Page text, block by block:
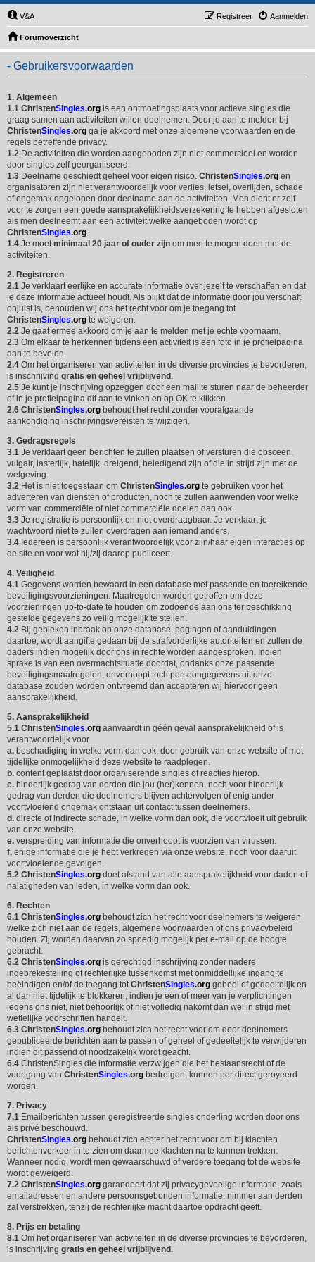
V&A Aanmelden
Registreer
Forumoverzicht
- Gebruikersvoorwaarden
1. Algemeen
1.1 ChristenSingles.org is een ontmoetingsplaats voor actieve singles die
graag samen aan activiteiten willen deelnemen. Door je aan te melden bij
ChristenSingles.org ga je akkoord met onze algemene voorwaarden en de
regels betreffende privacy.
1.2 De activiteiten die worden aangeboden zijn niet-commercieel en worden
door singles zelf georganiseerd.
1.3 Deelname geschiedt geheel voor eigen risico. ChristenSingles.org en
organisatoren zijn niet verantwoordelijk voor verlies, letsel, overlijden, schade
of ongemak opgelopen door deelname aan de activiteiten. Men dient er zelf
voor te zorgen een goede aansprakelijkheidsverzekering te hebben afgesloten
als men deelneemt aan een activiteit welke aangeboden wordt op
ChristenSingles.org.
1.4 Je moetminimaal 20 jaar of ouder zijn om mee te mogen doen met de
activiteiten.
2. Registreren
2.1 Je verklaart eerlijke en accurate informatie over jezelf te verschaffen en dat
je deze informatie actueel houdt. Als blijkt dat de informatie door jou verschaft
onjuist is, behouden wij ons het recht voor om je toegang tot
ChristenSingles.org te weigeren.
2.2 Je gaat ermee akkoord om je aan te melden met je echte voornaam.
2.3 Om elkaar te herkennen tijdens een activiteit is een foto in je profielpagina
aan te bevelen.
2.4 Om het organiseren van activiteiten in de diverse provincies te bevorderen,
is inschrijving gratis en geheel vrijblijvend .
2.5 Je kunt je inschrijving opzeggen door een mail te sturen naar de beheerder
of in je profielpagina dit aan te vinken en op OK te klikken.
2.6 ChristenSingles.org behoudt het recht zonder voorafgaande
aankondiging inschrijvingsvereisten te wijzigen.
3. Gedragsregels
3.1 Je verklaart geen berichten te zullen plaatsen of versturen die obsceen,
vulgair, lasterlijk, hatelijk, dreigend, beledigend zijn of die in strijd zijn met de
wetgeving.
3.2 Het is niet toegestaan om ChristenSingles.org te gebruiken voor het
adverteren van diensten of producten, noch te zullen aanwenden voor welke
vorm van commerciële of niet commerciële doelen dan ook.
3.3 Je registratie is persoonlijk en niet overdraagbaar. Je verklaart je
wachtwoord niet te zullen overdragen aan iemand anders.
3.4 Iedereen is persoonlijk verantwoordelijk voor zijn/haar eigen interacties op
de site en voor wat hij/zij daarop publiceert.
4. Veiligheid
4.1 Gegevens worden bewaard in een database met passende en toereikende
beveiligingsvoorzieningen. Maatregelen worden getroffen om deze
voorzieningen up-to-date te houden om zodoende aan ons ter beschikking
gestelde gegevens zo veilig mogelijk te stellen.
4.2 Bij gebleken inbraak op onze database, pogingen of aanduidingen
daartoe, wordt aangifte gedaan bij de strafvorderlijke autoriteiten en zullen de
daders indien mogelijk door ons in rechte worden aangesproken. Indien
sprake is van een overmachtsituatie doordat, ondanks onze passende
beveiligingsmaatregelen, onverhoopt toch persoongegevens uit onze
database zouden worden ontvreemd dan accepteren wij hiervoor geen
aansprakelijkheid.
5. Aansprakelijkheid
5.1 ChristenSingles.org aanvaardt in géén geval aansprakelijkheid of is
verantwoordelijk voor
a. beschadiging in welke vorm dan ook, door gebruik van onze website of met
tijdelijke onmogelijkheid deze website te raadplegen.
b. content geplaatst door organiserende singles of reacties hierop.
c. hinderlijk gedrag van derden die jou (her)kennen, noch voor hinderlijk
gedrag van derden die deelnemers blijven achtervolgen of enig ander
voortvloeiend ongemak ontstaan uit contact tussen deelnemers.
d. directe of indirecte schade, in welke vorm dan ook, die voortvloeit uit gebruik
van onze website.
e. verspreiding van informatie die onverhoopt is voorzien van virussen.
f. enige informatie die je hebt verkregen via onze website, noch voor daaruit
voortvloeiende gevolgen.
5.2 ChristenSingles.org doet afstand van alle aansprakelijkheid voor daden of
nalatigheden van leden, in welke vorm dan ook.
6. Rechten
6.1 ChristenSingles.org behoudt zich het recht voor deelnemers te weigeren
welke zich niet aan de regels, algemene voorwaarden of ons privacybeleid
houden. Zij worden daarvan zo spoedig mogelijk per e-mail op de hoogte
gebracht.
6.2 ChristenSingles.org is gerechtigd inschrijving zonder nadere
ingebrekestelling of rechterlijke tussenkomst met onmiddellijke ingang te
beëindigen en/of de toegang totChristenSingles.org geheel of gedeeltelijk en
al dan niet tijdelijk te blokkeren, indien je één of meer van je verplichtingen
jegens ons niet, niet behoorlijk of niet volledig nakomt dan wel in strijd met
wettelijke voorschriften handelt.
6.3 ChristenSingles.org behoudt zich het recht voor om door deelnemers
gepubliceerde berichten aan te passen of geheel of gedeeltelijk te verwijderen
indien dit passend of noodzakelijk wordt geacht.
6.4 ChristenSingles die informatie verzwijgen die het bestaansrecht of de
voortgang van ChristenSingles.org bedreigen, kunnen per direct geroyeerd
worden.
7. Privacy
7.1 Emailberichten tussen geregistreerde singles onderling worden door ons
als privé beschouwd.
ChristenSingles.org behoudt zich echter het recht voor om bij klachten
berichtenverkeer in te zien om daarmee klachten na te kunnen trekken.
Wanneer nodig, wordt men gewaarschuwd of verdere toegang tot de website
wordt geweigerd.
7.2 ChristenSingles.org garandeert dat zij privacygevoelige informatie, zoals
emailadressen en andere persoonsgebonden informatie, nimmer aan derden
zal verstrekken, tenzij de rechterlijke macht daartoe opdracht geeft.
8. Prijs en betaling
8.1 Om het organiseren van activiteiten in de diverse provincies te bevorderen,
is inschrijving gratis en geheel vrijblijvend .